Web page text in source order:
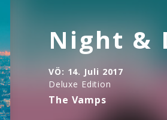
Night &
VÖ: 14. Juli 2017
Deluxe Edition
The Vamps